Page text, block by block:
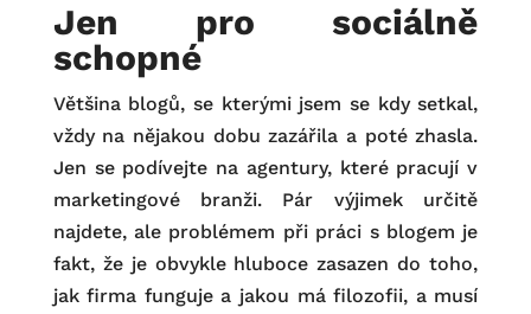
Jen pro sociálně
schopné
Většina blogů, se kterými jsem se kdy setkal,
vždy na nějakou dobu zazářila a poté zhasla.
Jen se podívejte na agentury, které pracují v
marketingové branži. Pár výjimek určitě
najdete, ale problémem při práci s blogem je
fakt, že je obvykle hluboce zasazen do toho,
jak firma funguje a jakou má filozofii, a musí